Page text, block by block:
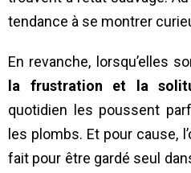
tendance à se montrer
En revanche, lorsqu’elles
la frustration et la
quotidien les poussent
les plombs. Et pour cause,
fait pour être gardé seul